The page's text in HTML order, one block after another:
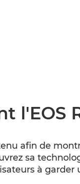
l'EOS
afin de
sa
à garder